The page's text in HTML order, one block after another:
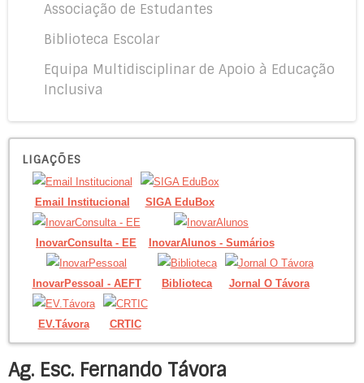
Associação de Estudantes
Biblioteca Escolar
Equipa Multidisciplinar de Apoio à Educação
Inclusiva
LIGAÇÕES
Email Institucional SIGA EduBox
InovarConsulta - EE InovarAlunos - Sumários
InovarPessoal - AEFT Biblioteca Jornal O Távora
EV.Távora CRTIC
Ag. Esc. Fernando Távora